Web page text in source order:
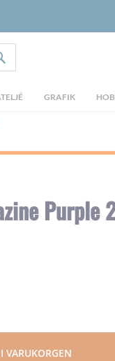
GRAFIK
Purple
VARUKORGEN